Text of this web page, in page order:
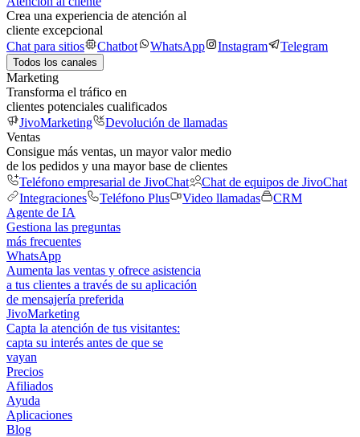
Crea una experiencia de atención al
cliente excepcional
Chat para sitios
Chatbot WhatsApp Instagram Telegram
Todos los canales
Marketing
Transforma el tráfico en
clientes potenciales cualificados
JivoMarketing
Devolución de llamadas
Ventas
Consigue más ventas, un mayor valor medio
de los pedidos y una mayor base de clientes
Teléfono empresarial de JivoChat
Chat de equipos de JivoChat
Integraciones
Teléfono Plus Video llamadas
CRM
Agente de IA
Gestiona las preguntas
más frecuentes
WhatsApp
Aumenta las ventas y ofrece asistencia
a tus clientes a través de su aplicación
de mensajería preferida
JivoMarketing
Capta la atención de tus visitantes:
capta su interés antes de que se
vayan
Precios
Afiliados
Ayuda
Aplicaciones
Blog